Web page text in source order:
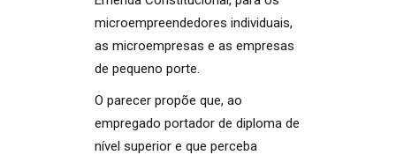
microempreendedores individuais,
as microempresas e as empresas
de pequeno porte.
O parecer propõe que, ao
empregado portador de diploma de
nível superior e que perceba